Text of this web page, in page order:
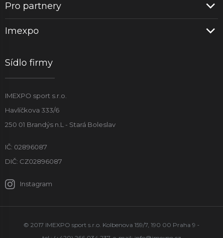
Pro partnery
Imexpo
Sídlo firmy
IMEXPO sport s.r.o.
Havlíčkova 333/6
250 01 Brandýs n.L - Stará Boleslav
IČ: 02896087
DIČ: CZ02896087
Instagram
© 2017 IMEXPO sport s.r.o. Kolbenova 159/7, 190 00 Praha 9 -